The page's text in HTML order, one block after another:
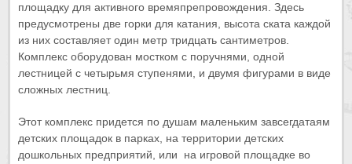
площадку для активного времяпрепровождения. Здесь
предусмотрены две горки для катания, высота ската каждой
из них составляет один метр тридцать сантиметров.
Комплекс оборудован мостком с поручнями, одной
лестницей с четырьмя ступенями, и двумя фигурами в виде
сложных лестниц.
Этот комплекс придется по душам маленьким завсегдатаям
детских площадок в парках, на территории детских
дошкольных предприятий, или на игровой площадке во